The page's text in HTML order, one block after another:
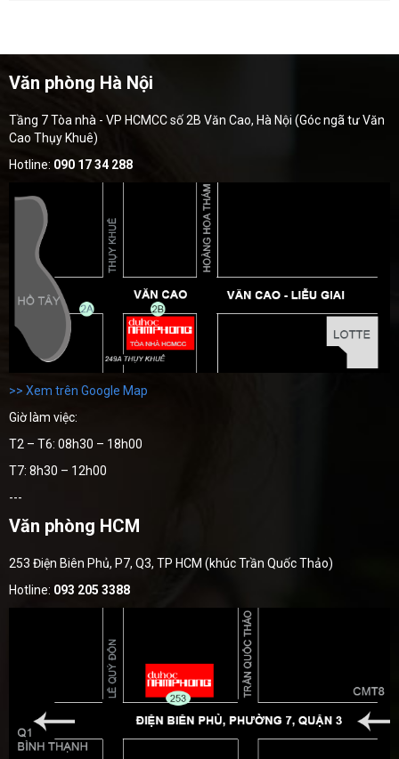
Văn phòng Hà Nội
Tầng 7 Tòa nhà - VP HCMCC số 2B Văn Cao, Hà Nội (Góc ngã tư Văn
Cao Thụy Khuê)
Hotline: 090 17 34 288
>> Xem trên Google Map
Giờ làm việc:
T2 – T6: 08h30 – 18h00
T7: 8h30 – 12h00
---
Văn phòng HCM
253 Điện Biên Phủ, P7, Q3, TP HCM (khúc Trần Quốc Thảo)
Hotline: 093 205 3388